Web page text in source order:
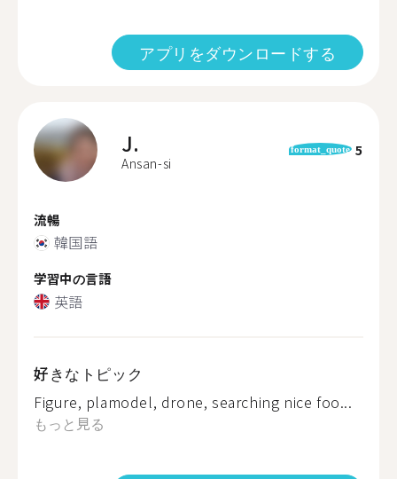
アプリをダウンロードする
J.
Ansan-si
format_quote 5
流暢
韓国語
学習中の言語
英語
好きなトピック
Figure, plamodel, drone, searching nice foo...
もっと見る